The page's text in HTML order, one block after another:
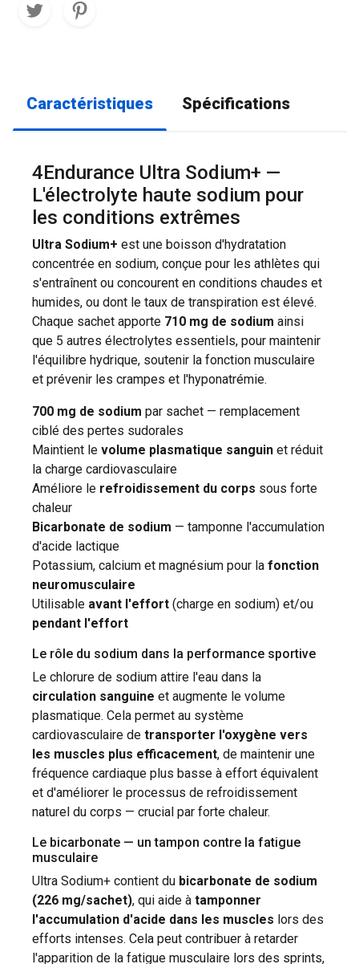
Caractéristiques Spécifications
4Endurance Ultra Sodium+ —
L'électrolyte haute sodium pour
les conditions extrêmes
Ultra Sodium+ est une boisson d'hydratation
concentrée en sodium, conçue pour les athlètes qui
s'entraînent ou concourent en conditions chaudes et
humides, ou dont le taux de transpiration est élevé.
Chaque sachet apporte 710 mg de sodium ainsi
que 5 autres électrolytes essentiels, pour maintenir
l'équilibre hydrique, soutenir la fonction musculaire
et prévenir les crampes et l'hyponatrémie.
700 mg de sodium par sachet — remplacement
ciblé des pertes sudorales
Maintient le volume plasmatique sanguin et réduit
la charge cardiovasculaire
Améliore le refroidissement du corps sous forte
chaleur
Bicarbonate de sodium — tamponne l'accumulation
d'acide lactique
Potassium, calcium et magnésium pour la fonction
neuromusculaire
Utilisable avant l'effort (charge en sodium) et/ou
pendant l'effort
Le rôle du sodium dans la performance sportive
Le chlorure de sodium attire l'eau dans la
circulation sanguine et augmente le volume
plasmatique. Cela permet au système
cardiovasculaire de transporter l'oxygène vers
les muscles plus efficacement, de maintenir une
fréquence cardiaque plus basse à effort équivalent
et d'améliorer le processus de refroidissement
naturel du corps — crucial par forte chaleur.
Le bicarbonate — un tampon contre la fatigue
musculaire
Ultra Sodium+ contient du bicarbonate de sodium
(226 mg/sachet), qui aide à tamponner
l'accumulation d'acide dans les muscles lors des
efforts intenses. Cela peut contribuer à retarder
l'apparition de la fatigue musculaire lors des sprints,